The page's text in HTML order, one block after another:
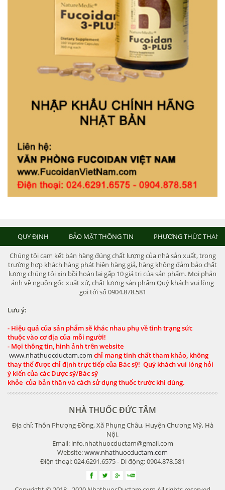
QUY ĐỊNH BẢO MẬT THÔNG TIN PHƯƠNG THỨC
Chúng tôi cam kết bán hàng đúng chất lượng của nhà sản xuất, trong
trường hợp khách hàng phát hiện hàng giả, hàng không đảm bảo chất
lượng chúng tôi xin bồi hoàn lại gấp 10 giá trị của sản phẩm. Mọi phản
ảnh về nguồn gốc xuất xứ, chất lượng sản phẩm Quý khách vui lòng
gọi tới số 0904.878.581
Lưu ý:
- Hiệu quả của sản phẩm sẽ khác nhau phụ về tình trạng sức
thuộc vào cơ địa của mỗi người!
- Mọi thông tin, hình ảnh trên website
www.nhathuocductam.com chỉ mang tính chất tham khảo, không
thay thế được chỉ định trực tiếp của Bác sỹ! Quý khách vui lòng hỏi
ý kiến của các Dược sỹ/Bác sỹ
khỏe của bản thân và cách sử dụng thuốc trước khi dùng.
NHÀ THUỐC ĐỨC TÂM
Địa chỉ: Thôn Phượng Đồng, Xã Phụng Châu, Huyện Chương Mỹ, Hà
Nội.
Email: info.nhathuocductam@gmail.com
Website:www.nhathuocductam.com
Điện thoại: 024.6291.6575 - Di động: 0904.878.581